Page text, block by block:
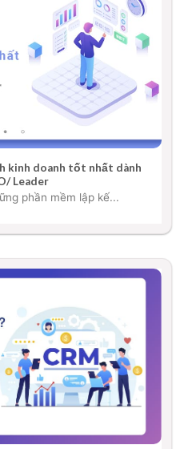
kinh doanh tốt nhất dành
Leader
phần mềm lập kế...